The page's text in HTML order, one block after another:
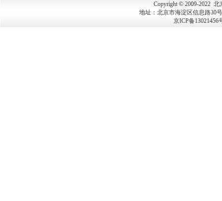
Copyright © 2009-2022
地址：北京市海淀区信息路30
京ICP备13021456